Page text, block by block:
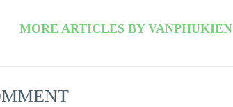
MORE ARTICLES BY VANPHUKIEN